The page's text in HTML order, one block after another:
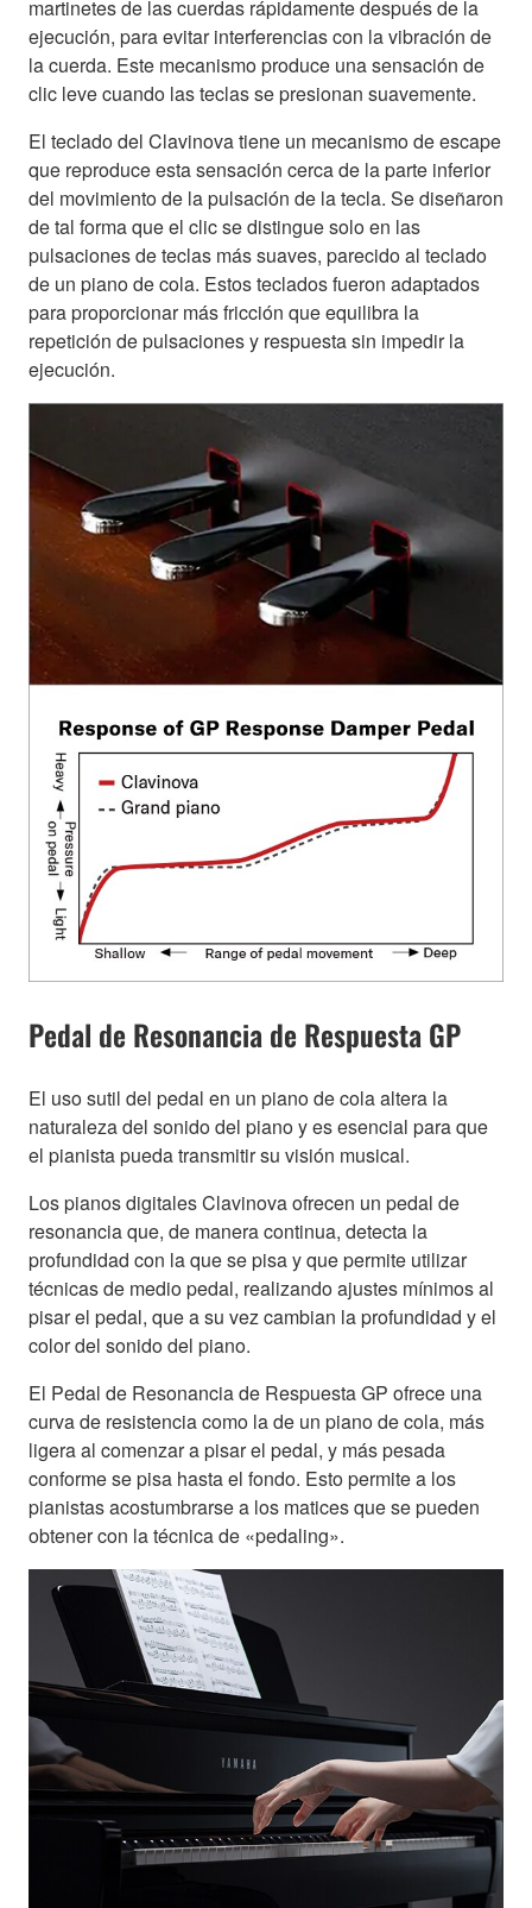
martinetes de las cuerdas rápidamente después de la
ejecución, para evitar interferencias con la vibración de
la cuerda. Este mecanismo produce una sensación de
clic leve cuando las teclas se presionan suavemente.
El teclado del Clavinova tiene un mecanismo de escape
que reproduce esta sensación cerca de la parte inferior
del movimiento de la pulsación de la tecla. Se diseñaron
de tal forma que el clic se distingue solo en las
pulsaciones de teclas más suaves, parecido al teclado
de un piano de cola. Estos teclados fueron adaptados
para proporcionar más fricción que equilibra la
repetición de pulsaciones y respuesta sin impedir la
ejecución.
Pedal de Resonancia de Respuesta GP
El uso sutil del pedal en un piano de cola altera la
naturaleza del sonido del piano y es esencial para que
el pianista pueda transmitir su visión musical.
Los pianos digitales Clavinova ofrecen un pedal de
resonancia que, de manera continua, detecta la
profundidad con la que se pisa y que permite utilizar
técnicas de medio pedal, realizando ajustes mínimos al
pisar el pedal, que a su vez cambian la profundidad y el
color del sonido del piano.
El Pedal de Resonancia de Respuesta GP ofrece una
curva de resistencia como la de un piano de cola, más
ligera al comenzar a pisar el pedal, y más pesada
conforme se pisa hasta el fondo. Esto permite a los
pianistas acostumbrarse a los matices que se pueden
obtener con la técnica de «pedaling».